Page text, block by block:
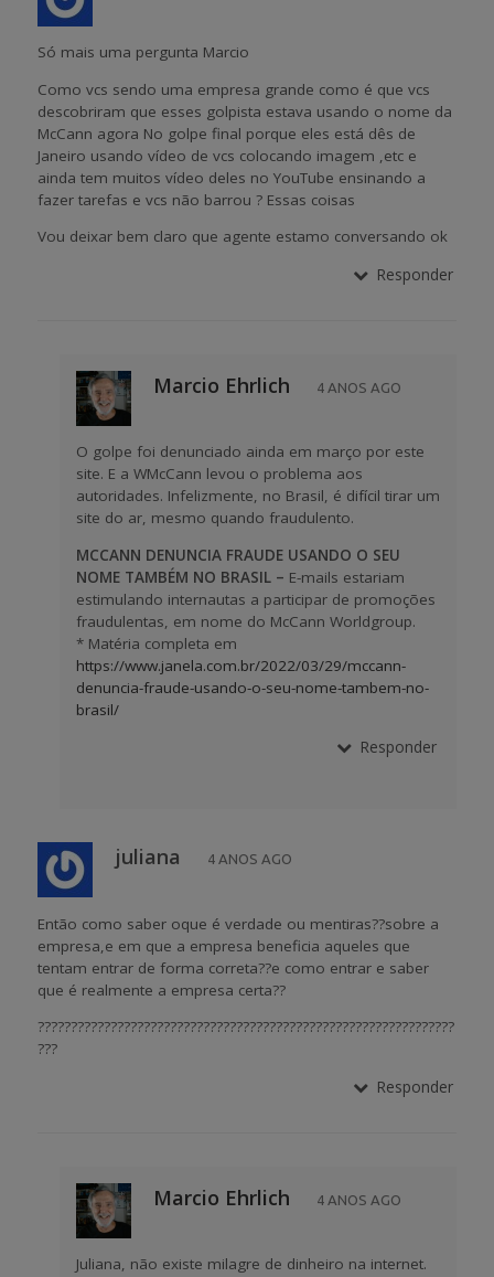
Só mais uma pergunta Marcio
Como vcs sendo uma empresa grande como é que vcs
descobriram que esses golpista estava usando o nome da
McCann agora No golpe final porque eles está dês de
Janeiro usando vídeo de vcs colocando imagem ,etc e
ainda tem muitos vídeo deles no YouTube ensinando a
fazer tarefas e vcs não barrou ? Essas coisas
Vou deixar bem claro que agente estamo conversando ok
Responder
Marcio Ehrlich 4 ANOS AGO
O golpe foi denunciado ainda em março por este
site. E a WMcCann levou o problema aos
autoridades. Infelizmente, no Brasil, é difícil tirar um
site do ar, mesmo quando fraudulento.
MCCANN DENUNCIA FRAUDE USANDO O SEU
NOME TAMBÉM NO BRASIL – E-mails estariam
estimulando internautas a participar de promoções
fraudulentas, em nome do McCann Worldgroup.
* Matéria completa em
https://www.janela.com.br/2022/03/29/mccann-
denuncia-fraude-usando-o-seu-nome-tambem-no-
brasil/
Responder
juliana 4 ANOS AGO
Então como saber oque é verdade ou mentiras??sobre a
empresa,e em que a empresa beneficia aqueles que
tentam entrar de forma correta??e como entrar e saber
que é realmente a empresa certa??
???????????????????????????????????????????????????????????????
???
Responder
Marcio Ehrlich 4 ANOS AGO
Juliana, não existe milagre de dinheiro na internet.